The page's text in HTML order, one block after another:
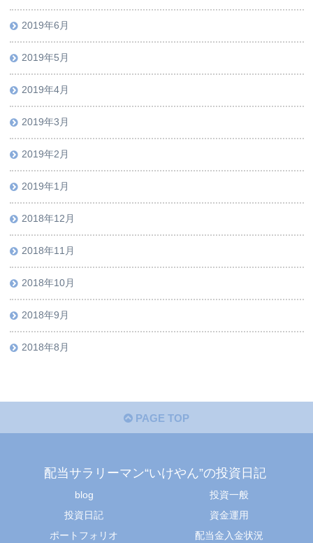
2019年6月
2019年5月
2019年4月
2019年3月
2019年2月
2019年1月
2018年12月
2018年11月
2018年10月
2018年9月
2018年8月
PAGE TOP
配当サラリーマン“いけやん”の投資日記 ​
blog
投資一般
投資日記
資金運用
ポートフォリオ
配当金入金状況